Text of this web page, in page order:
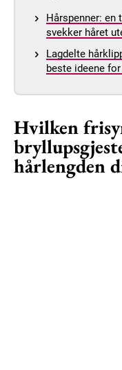
Hårspenner: en
svekker håret
Lagdelte
beste ideene
Hvilken
hårlengden